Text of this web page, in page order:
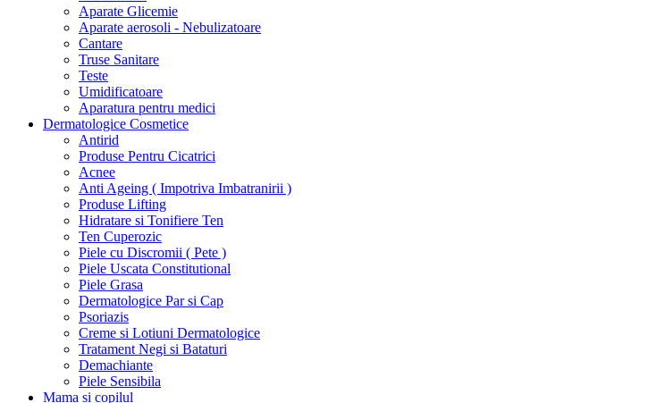
Aparate Glicemie
Aparate aerosoli - Nebulizatoare
Cantare
Truse Sanitare
Teste
Umidificatoare
Aparatura pentru medici
Dermatologice Cosmetice
Antirid
Produse Pentru Cicatrici
Acnee
Anti Ageing ( Impotriva Imbatranirii )
Produse Lifting
Hidratare si Tonifiere Ten
Ten Cuperozic
Piele cu Discromii ( Pete )
Piele Uscata Constitutional
Piele Grasa
Dermatologice Par si Cap
Psoriazis
Creme si Lotiuni Dermatologice
Tratament Negi si Bataturi
Demachiante
Piele Sensibila
Mama si copilul